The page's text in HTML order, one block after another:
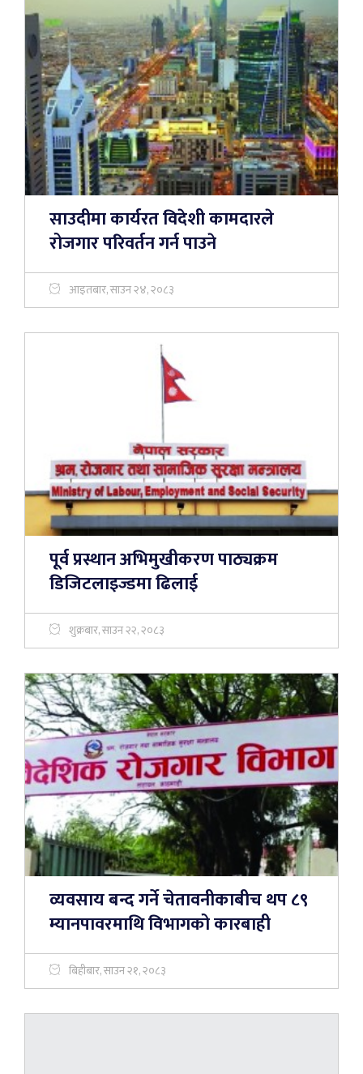
साउदीमा कार्यरत विदेशी कामदारले
रोजगार परिवर्तन गर्न पाउने
आइतबार, साउन २४, २०८३
पूर्व प्रस्थान अभिमुखीकरण पाठ्यक्रम
डिजिटलाइज्डमा ढिलाई
शुक्रबार, साउन २२, २०८३
व्यवसाय बन्द गर्ने चेतावनीकाबीच थप ८९
म्यानपावरमाथि विभागको कारबाही
बिहीबार, साउन २१, २०८३